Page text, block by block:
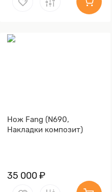
Нож Fang (N690,
Накладки композит)
35 000 ₽